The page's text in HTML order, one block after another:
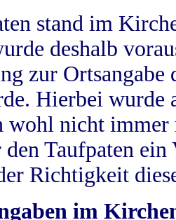
stand im
deshalb
zur
Hierbei wurde
wohl nicht
Taufpaten
Richtigkeit
im